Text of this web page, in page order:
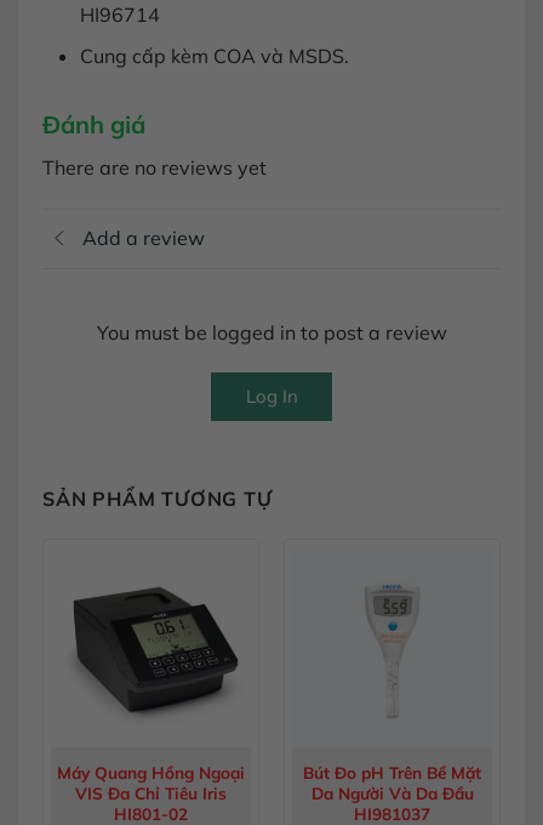
HI96714
Cung cấp kèm COA và MSDS.
Đánh giá
There are no reviews yet
Add a review
You must be logged in to post a review
Log In
SẢN PHẨM TƯƠNG TỰ
Máy Quang Hồng Ngoại
VIS Đa Chỉ Tiêu Iris
HI801-02
Bút Đo pH Trên Bề Mặt
Da Người Và Da Đầu
HI981037